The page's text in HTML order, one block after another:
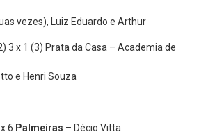
vezes), Luiz Eduardo e Arthur
3 x 1 (3) Prata da Casa – Academia de
e Henri Souza
6 Palmeiras – Décio Vitta